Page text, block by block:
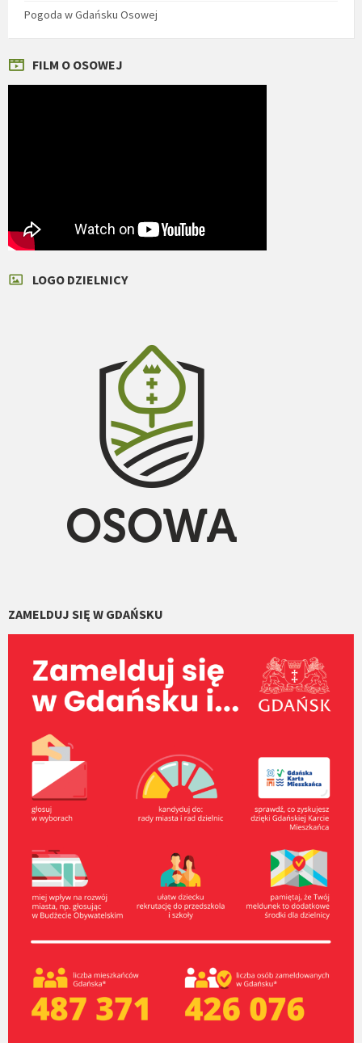
Pogoda w Gdańsku Osowej
FILM O OSOWEJ
LOGO DZIELNICY
ZAMELDUJ SIĘ W GDAŃSKU